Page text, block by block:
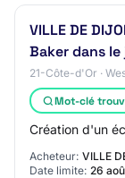
VILLE DE
Baker dans
21-Côte-d'Or ·
Mot-clé
Création d'un
Acheteur: VILLE
Date limite: 26